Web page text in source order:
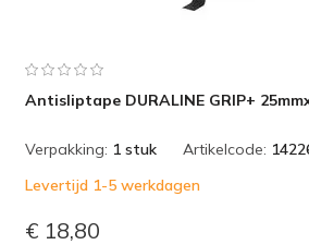
Antisliptape DURALINE GRIP+
Verpakking: 1 stuk Artikelcode:
Levertijd 1-5 werkdagen
€ 18,80